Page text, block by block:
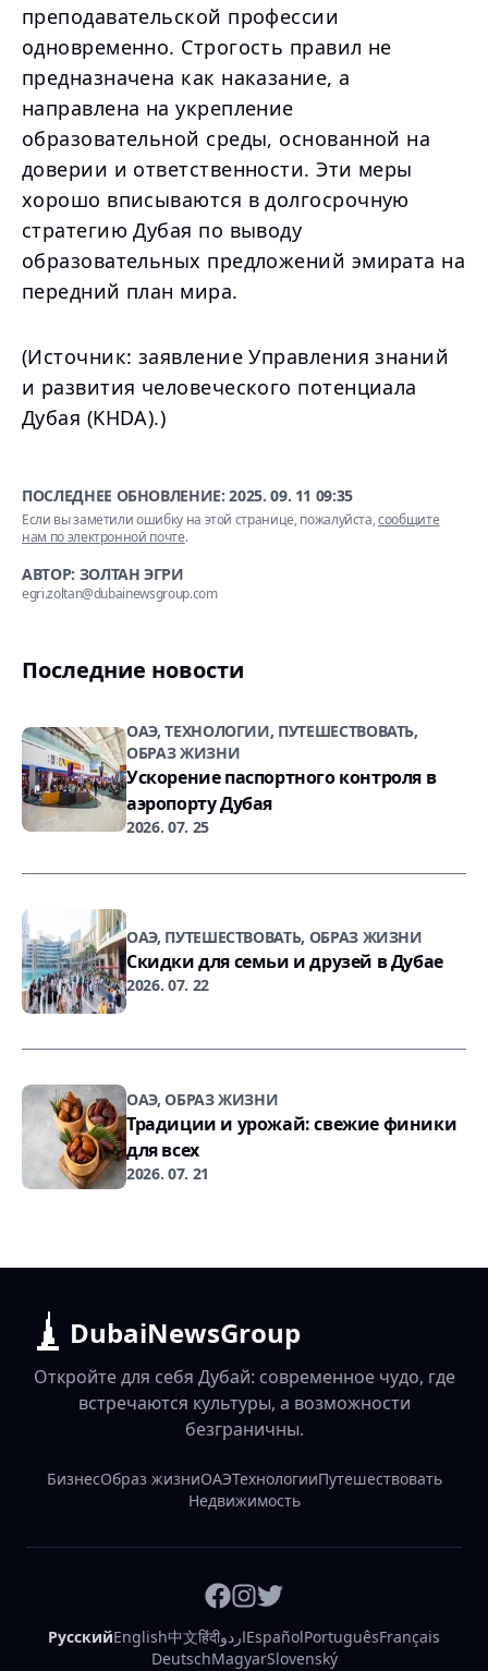
преподавательской профессии
одновременно. Строгость правил не
предназначена как наказание, а
направлена на укрепление
образовательной среды, основанной на
доверии и ответственности. Эти меры
хорошо вписываются в долгосрочную
стратегию Дубая по выводу
образовательных предложений эмирата на
передний план мира.
(Источник: заявление Управления знаний
и развития человеческого потенциала
Дубая (KHDA).)
ПОСЛЕДНЕЕ ОБНОВЛЕНИЕ:2025. 09. 11 09:35
Если вы заметили ошибку на этой странице, пожалуйста,сообщите
нам по электронной почте.
АВТОР: ЗОЛТАН ЭГРИ
egri.zoltan@dubainewsgroup.com
Последние новости
ОАЭ, ТЕХНОЛОГИИ, ПУТЕШЕСТВОВАТЬ,
ОБРАЗ ЖИЗНИ
Ускорение паспортного контроля в
аэропорту Дубая
2026. 07. 25
ОАЭ, ПУТЕШЕСТВОВАТЬ, ОБРАЗ ЖИЗНИ
Скидки для семьи и друзей в Дубае
2026. 07. 22
ОАЭ, ОБРАЗ ЖИЗНИ
Традиции и урожай: свежие финики
для всех
2026. 07. 21
DubaiNewsGroup
Откройте для себя Дубай: современное чудо, где
встречаются культуры, а возможности
безграничны.
БизнесОбраз жизниОАЭТехнологииПутешествовать
Недвижимость
РусскийEnglish中文हिंदीاردوEspañolPortuguêsFrançais
DeutschMagyarSlovenský